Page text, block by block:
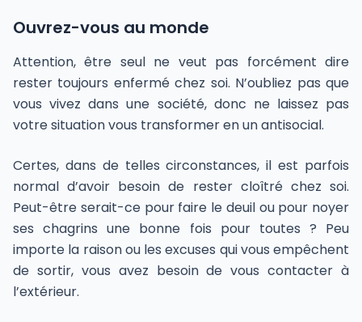
Ouvrez-vous au monde
Attention, être seul ne veut pas forcément dire
rester toujours enfermé chez soi. N’oubliez pas que
vous vivez dans une société, donc ne laissez pas
votre situation vous transformer en un antisocial.
Certes, dans de telles circonstances, il est parfois
normal d’avoir besoin de rester cloîtré chez soi.
Peut-être serait-ce pour faire le deuil ou pour noyer
ses chagrins une bonne fois pour toutes ? Peu
importe la raison ou les excuses qui vous empêchent
de sortir, vous avez besoin de vous contacter à
l’extérieur.